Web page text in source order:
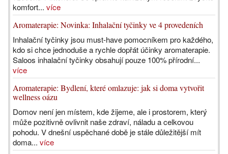
komfort... více
Aromaterapie: Novinka: Inhalační tyčinky ve 4 provedeních
Inhalační tyčinky jsou must-have pomocníkem pro každého,
kdo si chce jednoduše a rychle dopřát účinky aromaterapie.
Saloos inhalační tyčinky obsahují pouze 100% přírodní...
více
Aromaterapie: Bydlení, které omlazuje: jak si doma vytvořit
wellness oázu
Domov není jen místem, kde žijeme, ale i prostorem, který
může pozitivně ovlivnit naše zdraví, náladu a celkovou
pohodu. V dnešní uspěchané době je stále důležitější mít
doma... více